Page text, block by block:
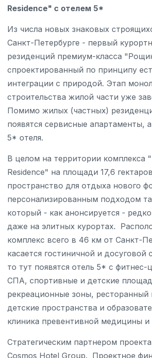
Residence" с отелем 5*
Из числа новых знаковых
Санкт-Петербурге - первый
резиденций премиум-класса
спроектированный по принципу
интеграции с природой. Этап
строительства жилой части уже
Помимо жилых (частных)
появятся сервисные апартаменты,
5* отеля.
В целом на территории комплекса
Residence" на площади 17,6
пространство для отдыха нового
персонализированным подходом
который - как анонсируется -
даже на элитных курортах.
комплекс всего в 46 км от Санкт-
касается гостиничной и досуговой
то тут появятся отель 5* с фитнес-
СПА, спортивные и детские
рекреационные зоны, ресторанный
детские пространства и
клиника превентивной медицины и
Стратегическим партнером
Cosmos Hotel Group. Проектное